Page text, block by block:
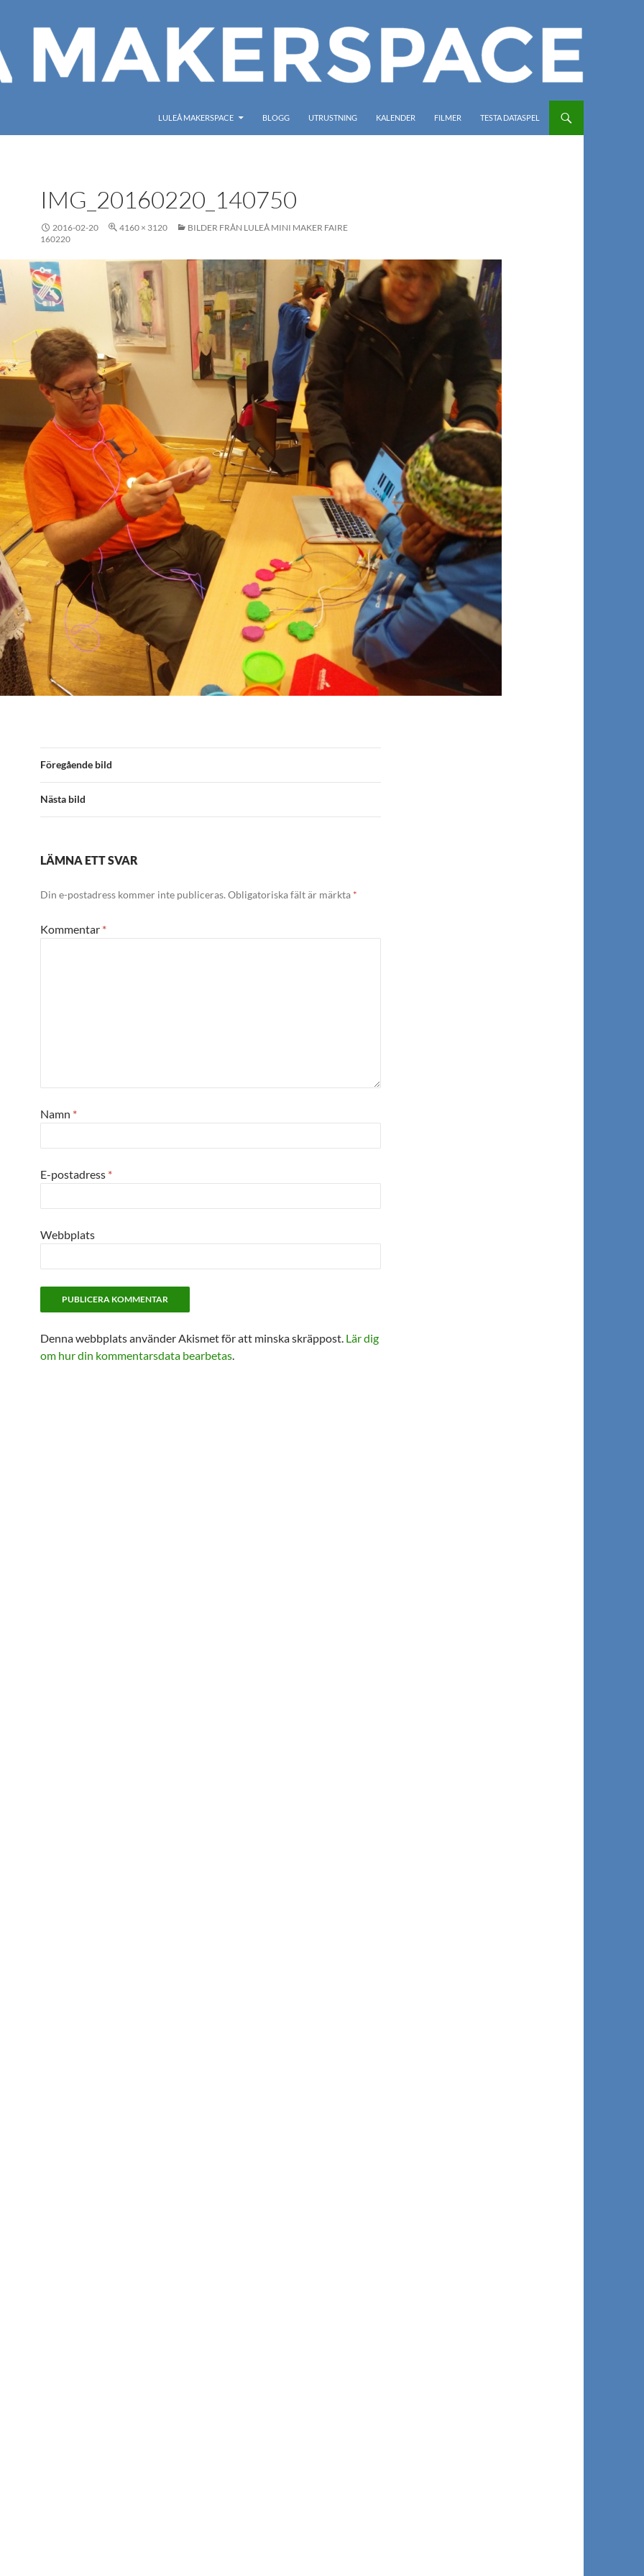
LULEÅ MAKERSPACE BLOGG UTRUSTNING KALENDER FILMER TESTA DATASPEL
IMG_20160220_140750
2016-02-20 4160 × 3120
BILDER FRÅN LULEÅ MINI MAKER FAIRE
160220
Föregående bild
Nästa bild
LÄMNA ETT SVAR
Din e-postadress kommer inte publiceras.Obligatoriska fält är märkta *
Kommentar *
Namn *
E-postadress *
Webbplats
Denna webbplats använder Akismet för att minska skräppost. Lär dig
om hur din kommentarsdata bearbetas.